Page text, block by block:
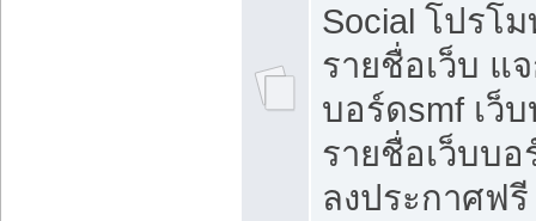
Social โปรโ
รายชื่อเว็บ แ
บอร์ดsmf เว็
รายชื่อเว็บบ
ลงประกาศฟรี